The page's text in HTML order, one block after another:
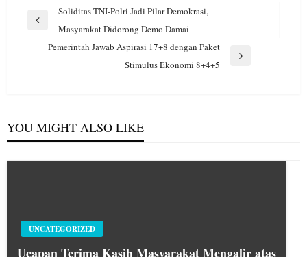
Navigasi
pos
Previous
Soliditas TNI-Polri Jadi Pilar Demokrasi,
Masyarakat Didorong Demo Damai
Pemerintah Jawab Aspirasi 17+8 dengan Paket
Stimulus Ekonomi 8+4+5
YOU MIGHT ALSO LIKE
UNCATEGORIZED
Ucapan Terima Kasih Masyarakat Mengalir atas